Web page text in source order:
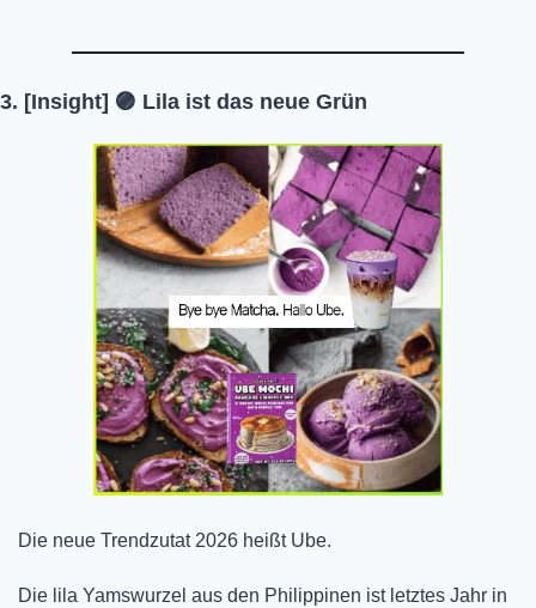
3. [Insight] 🟣 Lila ist das neue Grün
Die neue Trendzutat 2026 heißt Ube.
Die lila Yamswurzel aus den Philippinen ist letztes Jahr in